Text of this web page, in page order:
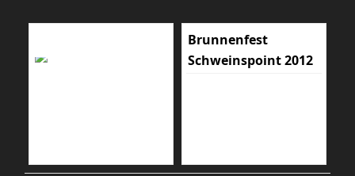
Brunnenfest
Schweinspoint 2012